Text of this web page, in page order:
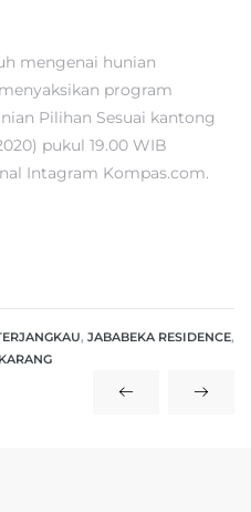
mengenai hunian
program
Pilihan Sesuai kantong
pukul 19.00 WIB
Intagram Kompas.com.
, JABABEKA RESIDENCE,